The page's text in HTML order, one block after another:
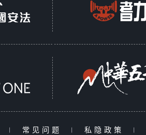
| 常见问题 | 私隐政策 |